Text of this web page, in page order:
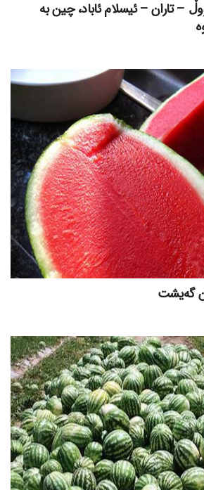
– تاران – ئیسلام ئاباد، چین بە
گەیشت